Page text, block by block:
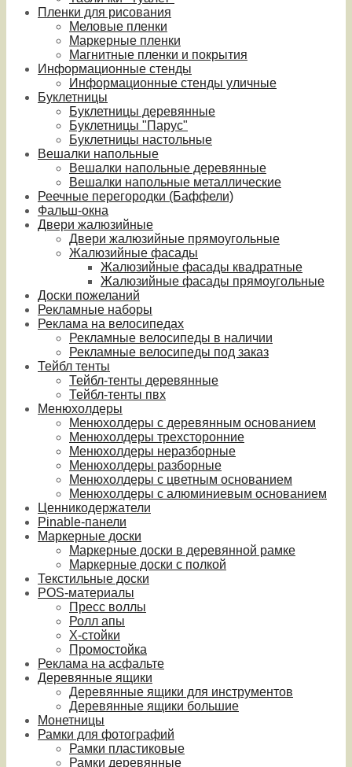
Пленки для рисования
Меловые пленки
Маркерные пленки
Магнитные пленки и покрытия
Информационные стенды
Информационные стенды уличные
Буклетницы
Буклетницы деревянные
Буклетницы "Парус"
Буклетницы настольные
Вешалки напольные
Вешалки напольные деревянные
Вешалки напольные металлические
Реечные перегородки (Баффели)
Фальш-окна
Двери жалюзийные
Двери жалюзийные прямоугольные
Жалюзийные фасады
Жалюзийные фасады квадратные
Жалюзийные фасады прямоугольные
Доски пожеланий
Рекламные наборы
Реклама на велосипедах
Рекламные велосипеды в наличии
Рекламные велосипеды под заказ
Тейбл тенты
Тейбл-тенты деревянные
Тейбл-тенты пвх
Менюхолдеры
Менюхолдеры с деревянным основанием
Менюхолдеры трехсторонние
Менюхолдеры неразборные
Менюхолдеры разборные
Менюхолдеры с цветным основанием
Менюхолдеры с алюминиевым основанием
Ценникодержатели
Pinable-панели
Маркерные доски
Маркерные доски в деревянной рамке
Маркерные доски с полкой
Текстильные доски
POS-материалы
Пресс воллы
Ролл апы
Х-стойки
Промостойка
Реклама на асфальте
Деревянные ящики
Деревянные ящики для инструментов
Деревянные ящики большие
Монетницы
Рамки для фотографий
Рамки пластиковые
Рамки деревянные